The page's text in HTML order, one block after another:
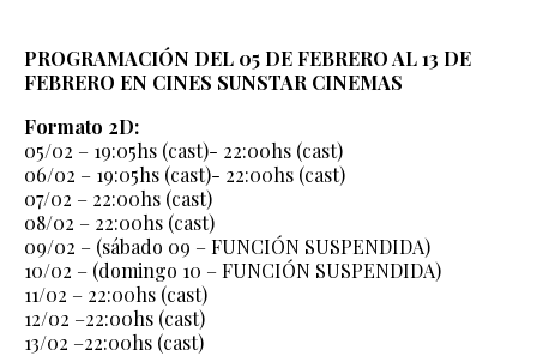
PROGRAMACIÓN DEL 05 DE FEBRERO AL 13 DE
FEBRERO EN CINES SUNSTAR CINEMAS
Formato 2D:
05/02 – 19:05hs (cast)- 22:00hs (cast)
06/02 – 19:05hs (cast)- 22:00hs (cast)
07/02 – 22:00hs (cast)
08/02 – 22:00hs (cast)
09/02 – (sábado 09 – FUNCIÓN SUSPENDIDA)
10/02 – (domingo 10 – FUNCIÓN SUSPENDIDA)
11/02 – 22:00hs (cast)
12/02 –22:00hs (cast)
13/02 –22:00hs (cast)